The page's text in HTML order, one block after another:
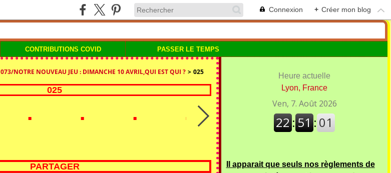
Connexion + Créer mon blog
CONTRIBUTIONS COVID PASSER LE TEMPS
073/NOTRE NOUVEAU JEU : DIMANCHE 10 AVRIL,QUI EST QUI ? > 025
025
PARTAGER
Heure actuelle
Lyon, France
Il apparait que seuls nos règlements de